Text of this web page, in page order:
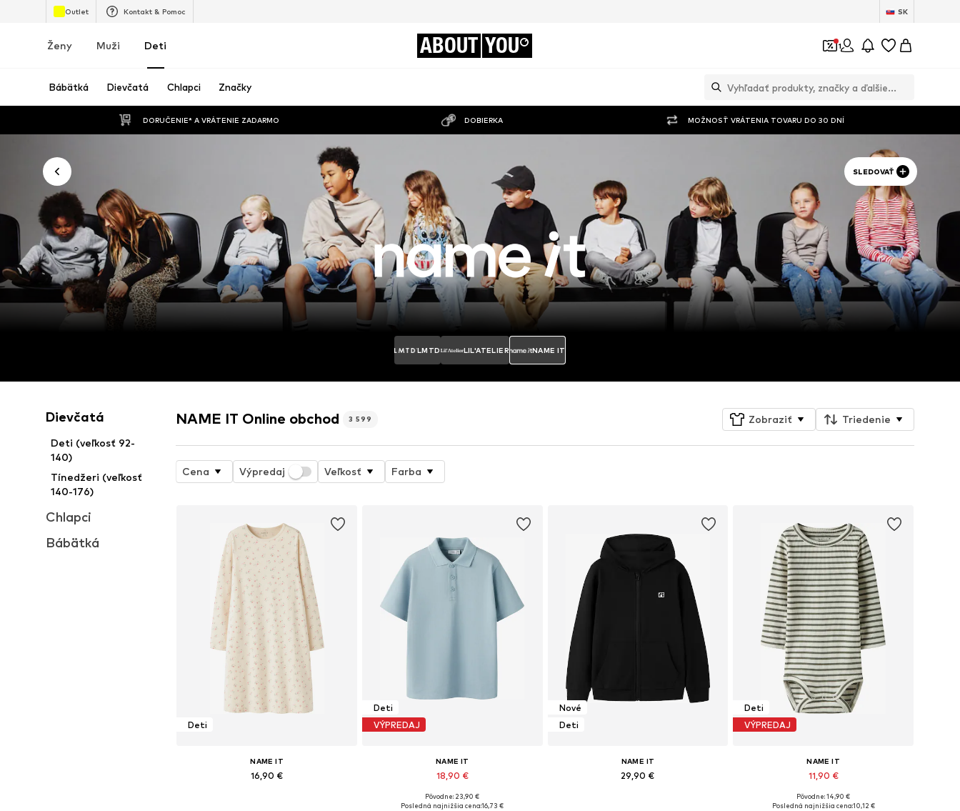
Outlet Kontakt & Pomoc SK
Ženy Muži Deti ABOUT YOU 1
Bábätká Dievčatá Chlapci Značky
DORUČENIE* A VRÁTENIE ZADARMO DOBIERKA MOŽNOSŤ VRÁTENIA TOVARU DO 30 DNÍ
SLEDOVAŤ
LMTD LIL'ATELIER NAME IT
Dievčatá
Deti (veľkosť 92-
140)
Tínedžeri (veľkosť
140-176)
Chlapci
Bábätká
NAME IT Online obchod 3 599 Zobraziť Triedenie
Cena Výpredaj Veľkosť Farba
Deti
NAME IT
16,90 €
Deti
VÝPREDAJ
NAME IT
18,90 €
Dostupné v mnohých veľkostiach
Pôvodne: 23,90 €
Posledná najnižšia cena:16,73 €
Nové
Deti
NAME IT
29,90 €
Deti
VÝPREDAJ
NAME IT
11,90 €
+4
Dostupné v mnohých veľkostiach
Pôvodne: 14,90 €
Posledná najnižšia cena:10,12 €